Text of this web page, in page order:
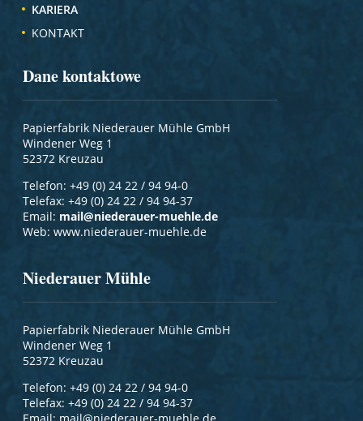
KARIERA
KONTAKT
Dane kontaktowe
Papierfabrik Niederauer Mühle GmbH
Windener Weg 1
52372 Kreuzau
Telefon: +49 (0) 24 22 / 94 94-0
Telefax: +49 (0) 24 22 / 94 94-37
Email: mail@niederauer-muehle.de
Web: www.niederauer-muehle.de
Niederauer Mühle
Papierfabrik Niederauer Mühle GmbH
Windener Weg 1
52372 Kreuzau
Telefon: +49 (0) 24 22 / 94 94-0
Telefax: +49 (0) 24 22 / 94 94-37